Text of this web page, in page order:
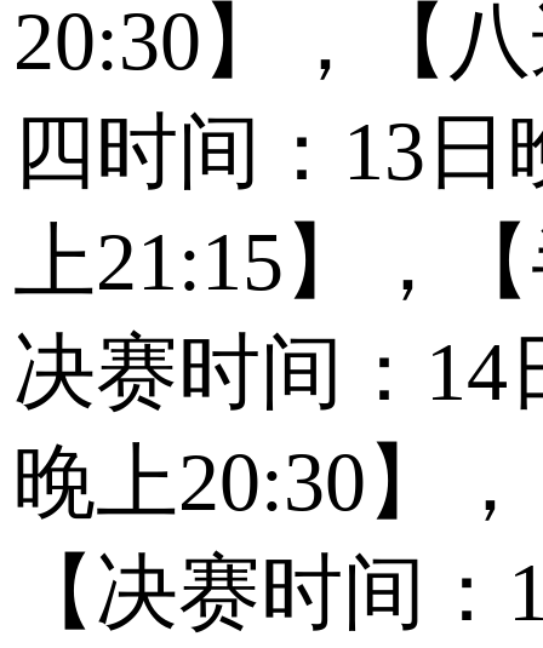
20:30】，【
四时间：13日
上21:15】，
决赛时间：14
晚上20:30】，
【决赛时间：